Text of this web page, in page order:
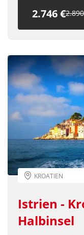
2.746 €
KROATIEN
Istrien -
Halbinsel